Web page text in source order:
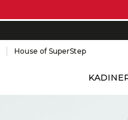
House of SuperStep
KADIN